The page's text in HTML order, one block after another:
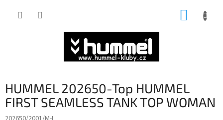
HUMMEL 202650-Top HUMMEL
FIRST SEAMLESS TANK TOP WOMAN